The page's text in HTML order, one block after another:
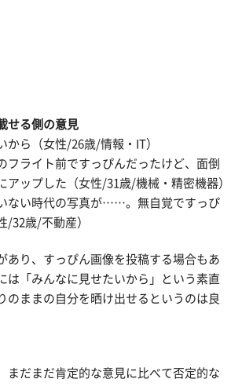
せる側の意見
から（女性/26歳/情報・IT）
フライト前ですっぴんだったけど、面倒
アップした（女性/31歳/機械・精密機器）
ない時代の写真が……。無自覚ですっぴ
/32歳/不動産）
あり、すっぴん画像を投稿する場合もあ
は「みんなに見せたいから」という素直
のままの自分を晒け出せるというのは良
だまだ肯定的な意見に比べて否定的な